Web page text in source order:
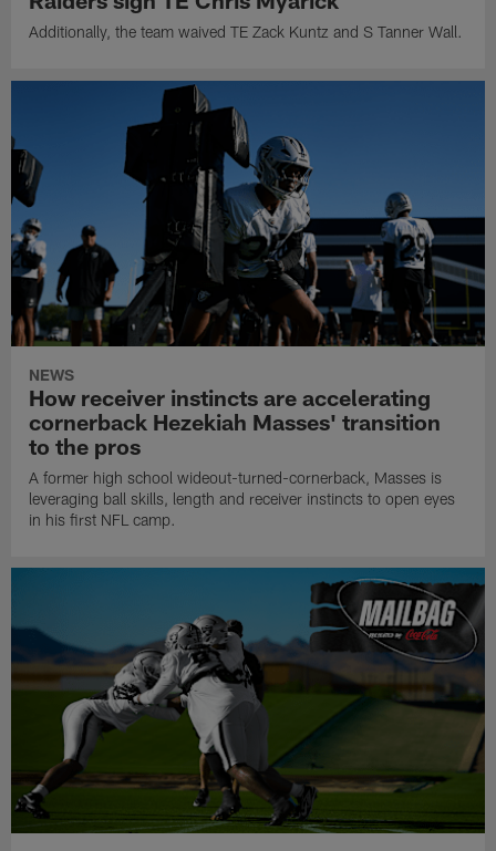
Additionally, the team waived TE Zack Kuntz and S Tanner Wall.
NEWS
How receiver instincts are accelerating
cornerback Hezekiah Masses' transition
to the pros
A former high school wideout-turned-cornerback, Masses is
leveraging ball skills, length and receiver instincts to open eyes
in his first NFL camp.